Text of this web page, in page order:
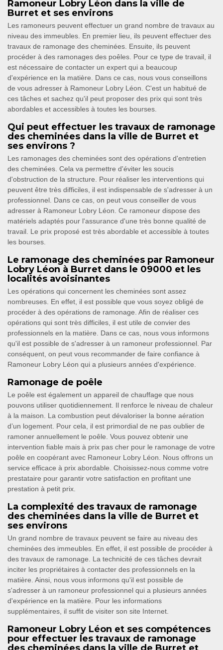
Ramoneur Lobry Léon dans la ville de
Burret et ses environs
Les ramoneurs peuvent effectuer un grand nombre de travaux au
niveau des immeubles. En premier lieu, ils peuvent effectuer des
travaux de ramonage des cheminées. Ensuite, ils peuvent
procéder à des ramonages des poêles. Pour ce type de travail, il
est nécessaire de contacter un expert qui a beaucoup
d'expérience en la matière. Dans ce cas, nous vous conseillons
de vous adresser à Ramoneur Lobry Léon. C'est un habitué de
ces tâches et sachez qu'il peut proposer des prix qui sont très
abordables et accessibles à toutes les bourses.
Qui peut effectuer les travaux de ramonage
des cheminées dans la ville de Burret et
ses environs ?
Les ramonages des cheminées sont des opérations d'entretien
des cheminées. Cela va permettre d'éviter les soucis
d'obstruction de la structure. Pour réaliser les interventions qui
peuvent être très difficiles, il est indispensable de s'adresser à un
professionnel. Dans ce cas, on peut vous conseiller de vous
adresser à Ramoneur Lobry Léon. Ce ramoneur dispose des
matériels adaptés pour l'assurance d'une très bonne qualité de
travail. Le prix proposé est très abordable et accessible à toutes
les bourses.
Le ramonage des cheminées par Ramoneur
Lobry Léon à Burret dans le 09000 et les
localités avoisinantes
Les opérations qui concernent les cheminées sont assez
nombreuses. En effet, il est possible que vous soyez obligé de
procéder à des opérations de ramonage. Afin de réaliser ces
opérations qui sont très difficiles, il est utile de convier des
professionnels en la matière. Dans ce cas, nous vous informons
qu'il est possible de s'adresser à un ramoneur professionnel. Par
conséquent, on peut vous recommander de faire confiance à
Ramoneur Lobry Léon qui a plusieurs années d'expérience.
Ramonage de poêle
Le poêle est également un appareil de chauffage que nous
pouvons utiliser quotidiennement. Il renforce le niveau de chaleur
à la maison. La combustion peut dévaloriser la bonne aération
d’un logement. Pour cela, il est primordial de ne pas oublier de
ramoner annuellement le poêle. Vous pouvez obtenir une
intervention fiable mais à prix pas cher pour le ramonage de votre
poêle en coopérant avec Ramoneur Lobry Léon. Nous offrons un
service efficace à prix abordable. Choisissez-nous comme votre
prestataire pour garantir votre satisfaction en profitant une
prestation à petit prix.
La complexité des travaux de ramonage
des cheminées dans la ville de Burret et
ses environs
Un grand nombre de travaux peuvent se faire au niveau des
cheminées des immeubles. En effet, il est possible de procéder à
des travaux de ramonage. La technicité de ces tâches devrait
inciter les propriétaires à contacter des professionnels en la
matière. Ainsi, nous vous informons qu'il est possible de
s'adresser à un ramoneur professionnel qui a plusieurs années
d'expérience en la matière. Pour les informations
supplémentaires, il suffit de visiter son site Internet.
Ramoneur Lobry Léon et ses compétences
pour effectuer les travaux de ramonage